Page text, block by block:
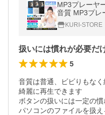
MP3プレーヤ
音質 MP3プレ
内蔵容量8GB
KURI-STORE
扱いには慣れが必要だ
5
音質は普通、ビビりもな
綺麗に再生できます
ボタンの扱いには一定の
パソコンのファイルを扱